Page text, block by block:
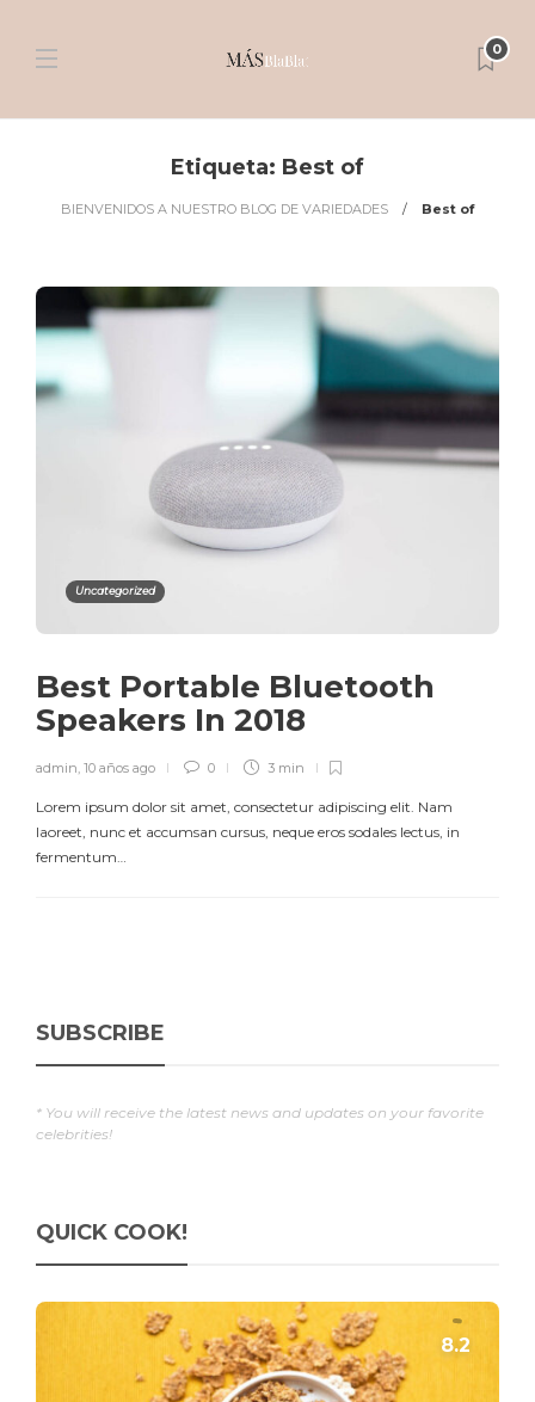
0
Etiqueta: Best of
BIENVENIDOS A NUESTRO BLOG DE VARIEDADES Best of
Uncategorized
Best Portable Bluetooth
Speakers In 2018
admin, 10 años ago 0 3 min
Lorem ipsum dolor sit amet, consectetur adipiscing elit. Nam
laoreet, nunc et accumsan cursus, neque eros sodales lectus, in
fermentum…
SUBSCRIBE
* You will receive the latest news and updates on your favorite
celebrities!
QUICK COOK!